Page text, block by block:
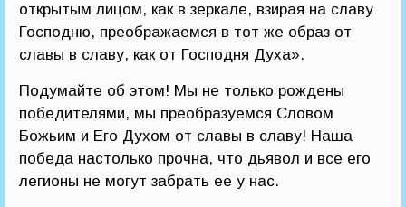
открытым лицом, как в зеркале, взирая на славу
Господню, преображаемся в тот же образ от
славы в славу, как от Господня Духа».
Подумайте об этом! Мы не только рождены
победителями, мы преобразуемся Словом
Божьим и Его Духом от славы в славу! Наша
победа настолько прочна, что дьявол и все его
легионы не могут забрать ее у нас.